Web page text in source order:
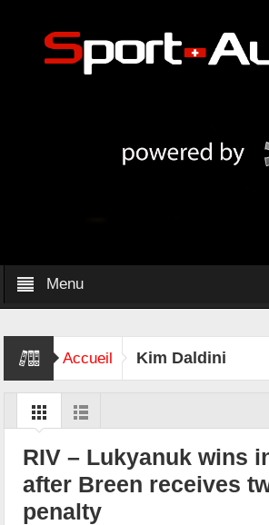
Menu
Accueil Kim Daldini
RIV – Lukyanuk wins
after Breen receives
penalty